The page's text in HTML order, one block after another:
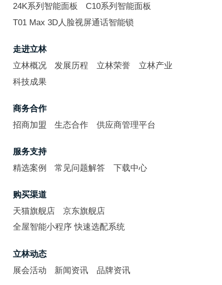
24K系列智能面板
C10系列智能面板
T01 Max 3D人脸视屏通话智能锁
走进立林
立林概况
发展历程 立林荣誉
立林产业
科技成果
商务合作
招商加盟
生态合作 供应商管理平台
服务支持
精选案例
常见问题解答 下载中心
购买渠道
天猫旗舰店
京东旗舰店
全屋智能小程序 快速选配系统
立林动态
展会活动
新闻资讯 品牌资讯